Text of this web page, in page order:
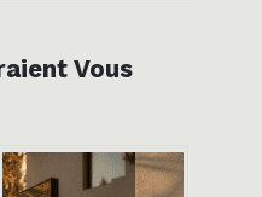
Vous